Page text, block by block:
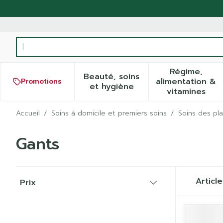
Rechercher
Promotions
Beauté, soins
et hygièneAfficher le sous-menu
Régime,
alimentation &
vitamines
Afficher
Accueil / Soins à domicile et premiers soins / Soins des
Gants
Prix